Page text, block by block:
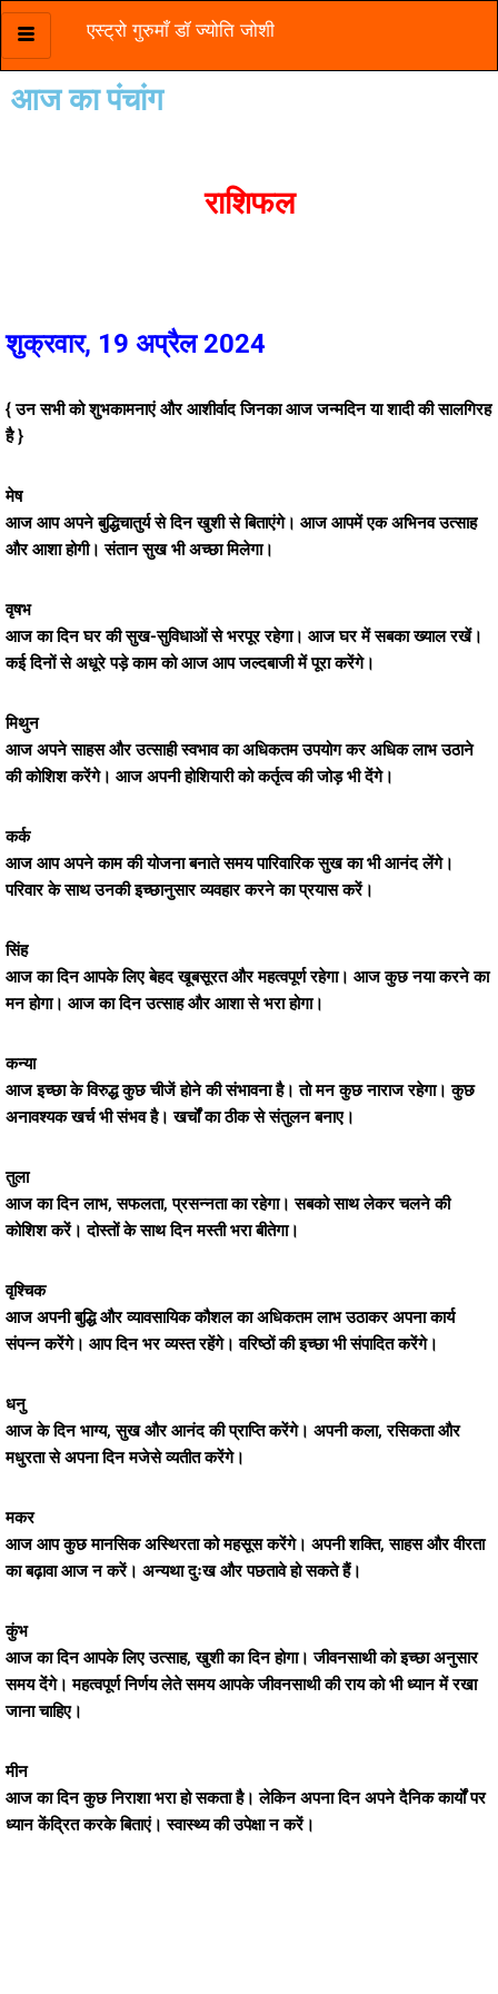
Skip
to
content
एस्ट्रो गुरुमाँ डॉ ज्योति जोशी
आज का पंचांग
राशिफल
शुक्रवार, 19 अप्रैल 2024
{ उन सभी को शुभकामनाएं और आशीर्वाद जिनका आज जन्मदिन या शादी की सालगिरह
है }
मेष
आज आप अपने बुद्धिचातुर्य से दिन खुशी से बिताएंगे। आज आपमें एक अभिनव उत्साह
और आशा होगी। संतान सुख भी अच्छा मिलेगा।
वृषभ
आज का दिन घर की सुख-सुविधाओं से भरपूर रहेगा। आज घर में सबका ख्याल रखें।
कई दिनों से अधूरे पड़े काम को आज आप जल्दबाजी में पूरा करेंगे।
मिथुन
आज अपने साहस और उत्साही स्वभाव का अधिकतम उपयोग कर अधिक लाभ उठाने
की कोशिश करेंगे। आज अपनी होशियारी को कर्तृत्व की जोड़ भी देंगे।
कर्क
आज आप अपने काम की योजना बनाते समय पारिवारिक सुख का भी आनंद लेंगे।
परिवार के साथ उनकी इच्छानुसार व्यवहार करने का प्रयास करें।
सिंह
आज का दिन आपके लिए बेहद खूबसूरत और महत्वपूर्ण रहेगा। आज कुछ नया करने का
मन होगा। आज का दिन उत्साह और आशा से भरा होगा।
कन्या
आज इच्छा के विरुद्ध कुछ चीजें होने की संभावना है। तो मन कुछ नाराज रहेगा। कुछ
अनावश्यक खर्च भी संभव है। खर्चों का ठीक से संतुलन बनाए।
तुला
आज का दिन लाभ, सफलता, प्रसन्नता का रहेगा। सबको साथ लेकर चलने की
कोशिश करें। दोस्तों के साथ दिन मस्ती भरा बीतेगा।
वृश्चिक
आज अपनी बुद्धि और व्यावसायिक कौशल का अधिकतम लाभ उठाकर अपना कार्य
संपन्न करेंगे। आप दिन भर व्यस्त रहेंगे। वरिष्ठों की इच्छा भी संपादित करेंगे।
धनु
आज के दिन भाग्य, सुख और आनंद की प्राप्ति करेंगे। अपनी कला, रसिकता और
मधुरता से अपना दिन मजेसे व्यतीत करेंगे।
मकर
आज आप कुछ मानसिक अस्थिरता को महसूस करेंगे। अपनी शक्ति, साहस और वीरता
का बढ़ावा आज न करें। अन्यथा दुःख और पछतावे हो सकते हैं।
कुंभ
आज का दिन आपके लिए उत्साह, खुशी का दिन होगा। जीवनसाथी को इच्छा अनुसार
समय देंगे। महत्वपूर्ण निर्णय लेते समय आपके जीवनसाथी की राय को भी ध्यान में रखा
जाना चाहिए।
मीन
आज का दिन कुछ निराशा भरा हो सकता है। लेकिन अपना दिन अपने दैनिक कार्यों पर
ध्यान केंद्रित करके बिताएं। स्वास्थ्य की उपेक्षा न करें।